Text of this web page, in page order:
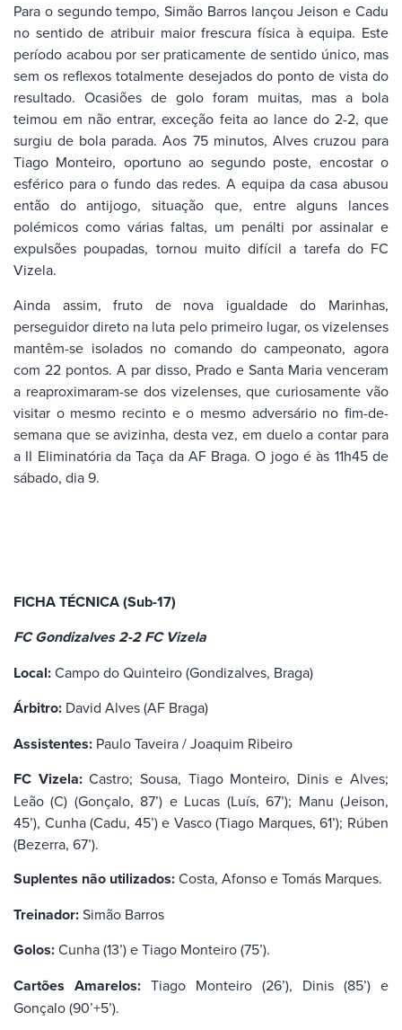
Para o segundo tempo, Simão Barros lançou Jeison e Cadu
no sentido de atribuir maior frescura física à equipa. Este
período acabou por ser praticamente de sentido único, mas
sem os reflexos totalmente desejados do ponto de vista do
resultado. Ocasiões de golo foram muitas, mas a bola
teimou em não entrar, exceção feita ao lance do 2-2, que
surgiu de bola parada. Aos 75 minutos, Alves cruzou para
Tiago Monteiro, oportuno ao segundo poste, encostar o
esférico para o fundo das redes. A equipa da casa abusou
então do antijogo, situação que, entre alguns lances
polémicos como várias faltas, um penálti por assinalar e
expulsões poupadas, tornou muito difícil a tarefa do FC
Vizela.
Ainda assim, fruto de nova igualdade do Marinhas,
perseguidor direto na luta pelo primeiro lugar, os vizelenses
mantêm-se isolados no comando do campeonato, agora
com 22 pontos. A par disso, Prado e Santa Maria venceram
a reaproximaram-se dos vizelenses, que curiosamente vão
visitar o mesmo recinto e o mesmo adversário no fim-de-
semana que se avizinha, desta vez, em duelo a contar para
a II Eliminatória da Taça da AF Braga. O jogo é às 11h45 de
sábado, dia 9.
FICHA TÉCNICA (Sub-17)
FC Gondizalves 2-2 FC Vizela
Local:Campo do Quinteiro (Gondizalves, Braga)
Árbitro: David Alves (AF Braga)
Assistentes: Paulo Taveira / Joaquim Ribeiro
FC Vizela:Castro; Sousa, Tiago Monteiro, Dinis e Alves;
Leão (C) (Gonçalo, 87’) e Lucas (Luís, 67’); Manu (Jeison,
45’), Cunha (Cadu, 45’) e Vasco (Tiago Marques, 61’); Rúben
(Bezerra, 67’).
Suplentes não utilizados:Costa, Afonso e Tomás Marques.
Treinador:Simão Barros
Golos:Cunha (13’) e Tiago Monteiro (75’).
Cartões Amarelos: Tiago Monteiro (26’), Dinis (85’) e
Gonçalo (90’+5’).